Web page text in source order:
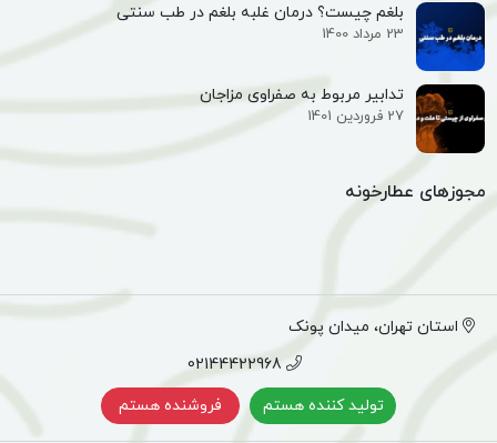
بلغم چیست؟ درمان غلبه بلغم در طب سنتی
23 مرداد 1400
تدابیر مربوط به صفراوی مزاجان
27 فروردین 1401
مجوزهای عطارخونه
استان تهران، میدان پونک
02144422968
تولید کننده هستم
فروشنده هستم